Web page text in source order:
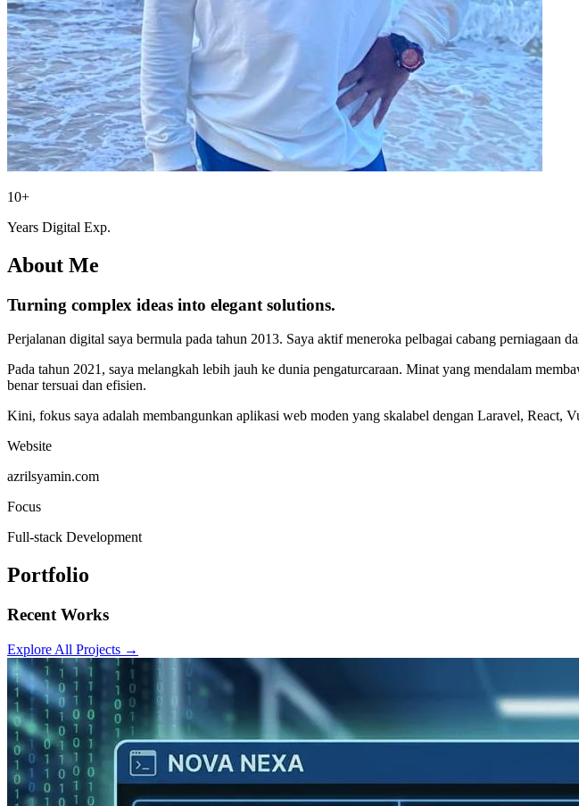
10+
Years Digital Exp.
About Me
Turning complex ideas into elegant solutions.
Perjalanan digital saya bermula pada tahun 2013. Saya aktif meneroka pelbagai cabang perniagaan
Pada tahun 2021, saya melangkah lebih jauh ke dunia pengaturcaraan. Minat yang mendalam
benar tersuai dan efisien.
Kini, fokus saya adalah membangunkan aplikasi web moden yang skalabel dengan Laravel, React,
Website
azrilsyamin.com
Focus
Full-stack Development
Portfolio
Recent Works
Explore All Projects →